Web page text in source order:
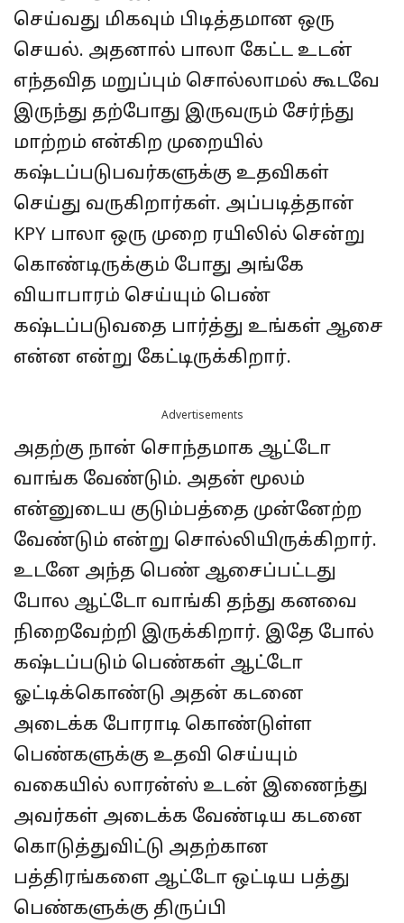
செய்வது மிகவும் பிடித்தமான ஒரு
செயல். அதனால் பாலா கேட்ட உடன்
எந்தவித மறுப்பும் சொல்லாமல் கூடவே
இருந்து தற்போது இருவரும் சேர்ந்து
மாற்றம் என்கிற முறையில்
கஷ்டப்படுபவர்களுக்கு உதவிகள்
செய்து வருகிறார்கள். அப்படித்தான்
KPY பாலா ஒரு முறை ரயிலில் சென்று
கொண்டிருக்கும் போது அங்கே
வியாபாரம் செய்யும் பெண்
கஷ்டப்படுவதை பார்த்து உங்கள் ஆசை
என்ன என்று கேட்டிருக்கிறார்.
Advertisements
அதற்கு நான் சொந்தமாக ஆட்டோ
வாங்க வேண்டும். அதன் மூலம்
என்னுடைய குடும்பத்தை முன்னேற்ற
வேண்டும் என்று சொல்லியிருக்கிறார்.
உடனே அந்த பெண் ஆசைப்பட்டது
போல ஆட்டோ வாங்கி தந்து கனவை
நிறைவேற்றி இருக்கிறார். இதே போல்
கஷ்டப்படும் பெண்கள் ஆட்டோ
ஓட்டிக்கொண்டு அதன் கடனை
அடைக்க போராடி கொண்டுள்ள
பெண்களுக்கு உதவி செய்யும்
வகையில் லாரன்ஸ் உடன் இணைந்து
அவர்கள் அடைக்க வேண்டிய கடனை
கொடுத்துவிட்டு அதற்கான
பத்திரங்களை ஆட்டோ ஒட்டிய பத்து
பெண்களுக்கு திருப்பி